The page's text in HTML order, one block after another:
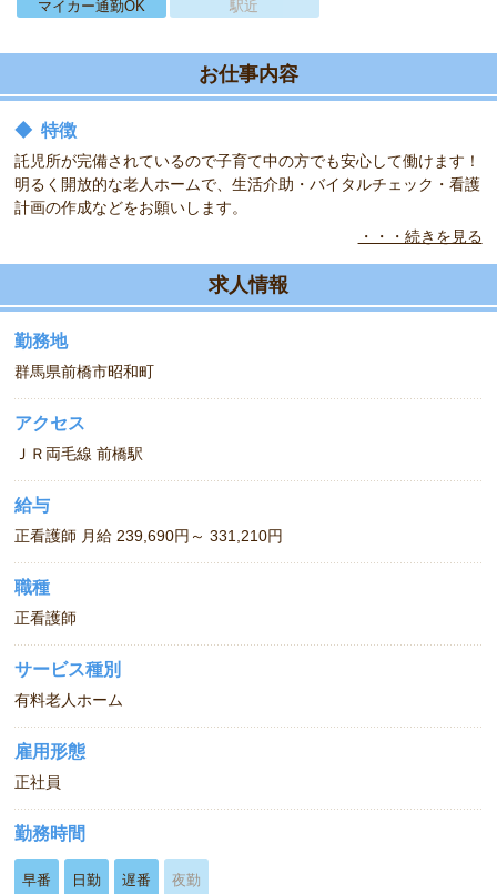
マイカー通勤OK
駅近
お仕事内容
◆ 特徴
託児所が完備されているので子育て中の方でも安心して働けます！
明るく開放的な老人ホームで、生活介助・バイタルチェック・看護
計画の作成などをお願いします。
ホテルやマンションのような外観です。2016年6月にオープンした
ので新しく綺麗な施設です。
・・・続きを見る
求人情報
勤務地
群馬県前橋市昭和町
アクセス
ＪＲ両毛線 前橋駅
給与
正看護師 月給 239,690円～ 331,210円
職種
正看護師
サービス種別
有料老人ホーム
雇用形態
正社員
勤務時間
早番 日勤 遅番 夜勤